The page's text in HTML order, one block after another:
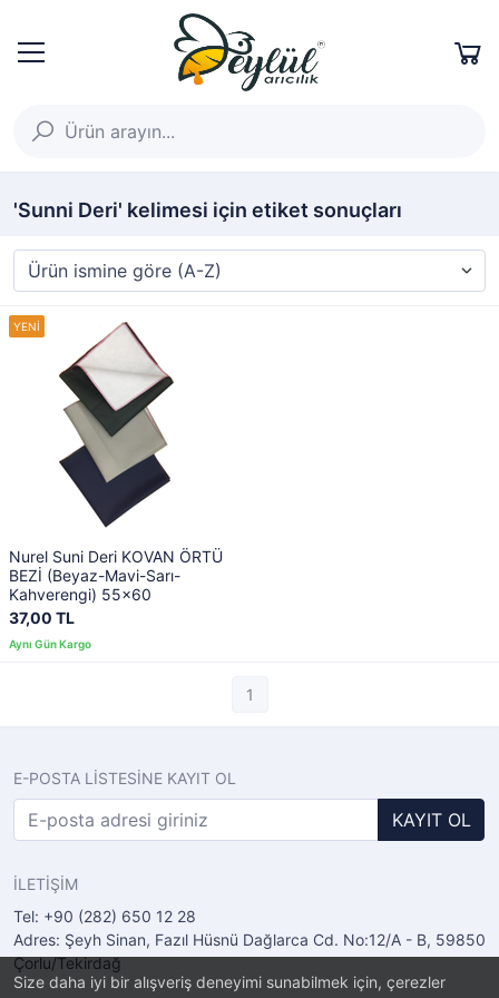
Size daha iyi bir alışveriş deneyimi sunabilmek için, çerezler
'Sunni Deri' kelimesi için etiket sonuçları
Nurel Suni Deri KOVAN ÖRTÜ
BEZİ (Beyaz-Mavi-Sarı-
Kahverengi) 55x60
37,00 TL
1
E-POSTA LİSTESİNE KAYIT OL
KAYIT OL
İLETİŞİM
Tel: +90 (282) 650 12 28
Adres: Şeyh Sinan, Fazıl Hüsnü Dağlarca Cd. No:12/A - B, 59850
Çorlu/Tekirdağ